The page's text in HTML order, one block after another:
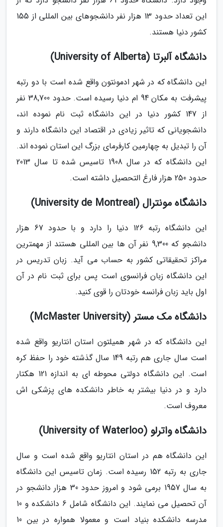
این تعداد حدود 13 هزار نفر دانشجوهای بین المللی از 155
کشور دنیا هستند.
دانشگاه آلبرتا (University of Alberta)
این دانشگاه که در شهر ادمونتون واقع شده است با دو رتبه
پیشرفت به مکان 94 ام دنیا رسیده است. حدود 38,700 نفر
از 147 کشور دنیا در این دانشگاه ثبت نام نموده اند،
دانشجویانی که تاثیر زیادی در اقتصاد این دانشگاه دارند و
آن را تبدیل به چهارمین کارفرمای بزرگ این استان نموده اند.
این دانشگاه که در سال 1908 تاسیس شده تا سال 2013
حدود 250 هزار فارغ التحصیل داشته است.
دانشگاه مونترال (University de Montreal)
این دانشگاه رتبه 126 دنیا را دارد و با حدود 67 هزار
دانشجو که 9,300 نفر آن ها بین المللی هستند از مهمترین
مراکز تحقیقاتی کشور به حساب می آید. زبان تدریس در
این دانشگاه زبان فرانسوی است پس برای ثبت نام در آن
اول باید زبان فرانسه خودتان را قوی کنید.
دانشگاه مک مستر (McMaster University)
این دانشگاه که در شهر همیلتون استان انتاریو واقع شده
است سال جاری هم رتبه 149 سال گذشته خود را حفظ کره
است. این دانشگاه دولتی محوطه ای به اندازه 121 هکتار
دارد و در دنیا بیشتر به خاطر دانشکده های پزشکی اش
معروف است.
دانشگاه واترلو (University of Waterloo)
این دانشگاه هم در استان انتاریو واقع شده است و سال
جاری به رتبه 152 رسیده است. زمان تاسیس این دانشگاه
به سال 1957 برمی شود و امروز حدود 30 هزار دانشجو در
آن تحصیل می نمایند. این دانشگاه شامل 6 دانشکده و 10
مدرسه دانشکده بنیاد است و معمولا همواره در بین 10